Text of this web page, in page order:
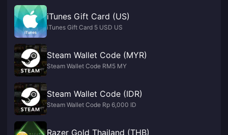
iTunes Gift Card (US)
iTunes Gift Card 5 USD US
Steam Wallet Code (MYR)
Steam Wallet Code RM5 MY
Steam Wallet Code (IDR)
Steam Wallet Code Rp 6,000 ID
Razer Gold Thailand (THB)